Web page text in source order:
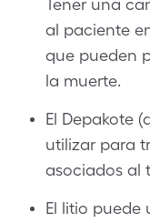
Tener una
al paciente
que pueden
la muerte.
El Depakote
utilizar para
asociados al
El litio puede